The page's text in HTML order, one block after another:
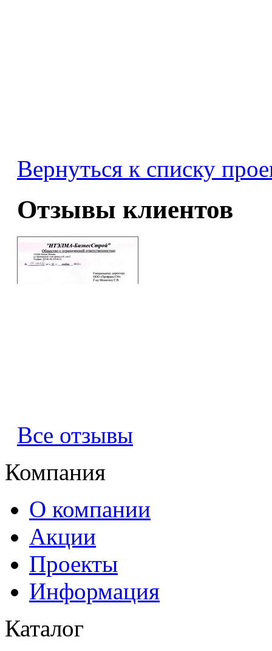
Вернуться к списку
Отзывы клиентов
Все отзывы
Компания
О компании
Акции
Проекты
Информация
Каталог